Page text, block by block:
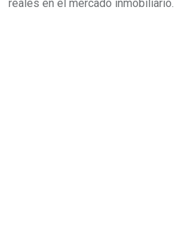
reales en el mercado inmobiliario.